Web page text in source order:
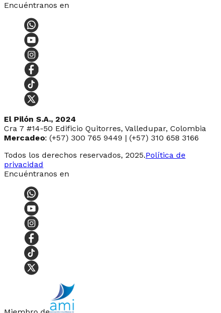
Encuéntranos en
El Pilón S.A., 2024
Cra 7 #14-50 Edificio Quitorres, Valledupar, Colombia
Mercadeo: (+57) 300 765 9449 | (+57) 310 658 3166
Todos los derechos reservados, 2025.Política de
privacidad
Encuéntranos en